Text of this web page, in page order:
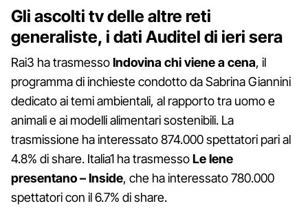
Gli ascolti tv delle altre reti
generaliste, i dati Auditel di ieri sera
Rai3 ha trasmessoIndovina chi viene a cena, il
programma di inchieste condotto da Sabrina Giannini
dedicato ai temi ambientali, al rapporto tra uomo e
animali e ai modelli alimentari sostenibili. La
trasmissione ha interessato 874.000 spettatori pari al
4.8% di share. Italia1 ha trasmessoLe Iene
presentano – Inside, che ha interessato 780.000
spettatori con il 6.7% di share.